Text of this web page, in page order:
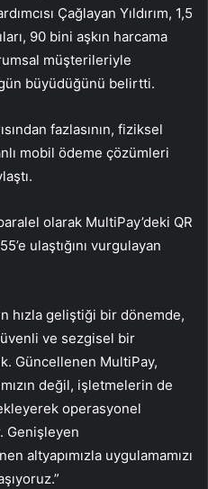
Çağlayan Yıldırım, 1,5
90 bini aşkın harcama
müşterileriyle
büyüdüğünü belirtti.
fazlasının, fiziksel
mobil ödeme çözümleri
olarak MultiPay’deki QR
ulaştığını vurgulayan
hızla geliştiği bir dönemde,
güvenli ve sezgisel bir
Güncellenen MultiPay,
değil, işletmelerin de
operasyonel
Genişleyen
altyapımızla uygulamamızı